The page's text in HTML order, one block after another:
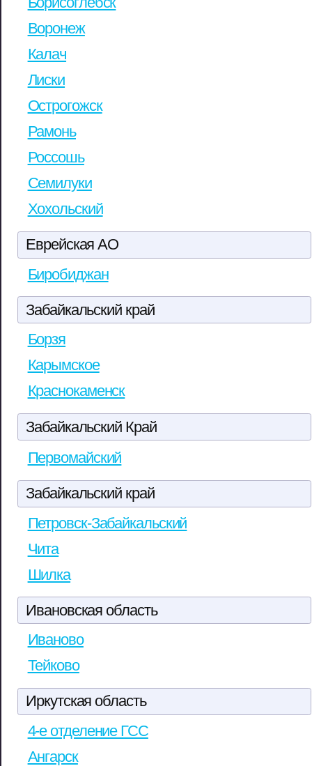
Воронеж
Калач
Лиски
Острогожск
Рамонь
Россошь
Семилуки
Хохольский
Еврейская АО
Биробиджан
Забайкальский край
Борзя
Карымское
Краснокаменск
Забайкальский Край
Первомайский
Забайкальский край
Петровск-Забайкальский
Чита
Шилка
Ивановская область
Иваново
Тейково
Иркутская область
4-е отделение ГСС
Ангарск